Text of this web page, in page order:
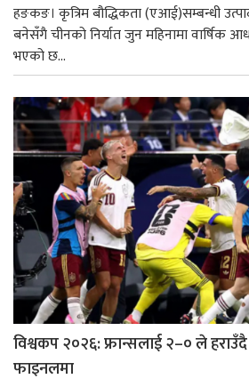
हङकङ। कृत्रिम बौद्धिकता (एआई)सम्बन्धी
बनेसँगै चीनको निर्यात जुन महिनामा वार्षिक
भएको छ...
विश्वकप २०२६: फ्रान्सलाई २–० ले
फाइनलमा